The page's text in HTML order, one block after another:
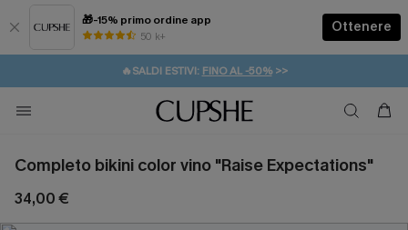
🎁-15% primo ordine app
50 k+
Ottenere
⚡️-15% SUGLI ESSENZIALI DA VACANZA | ACQUISTA
🔥SALDI ESTIVI: FINO AL -50%>>
🚚SPEDIZIONE GRATUITA DA 49€
💌REGALO PER I NUOVI: 20% DI SCONTO*
Completo bikini color vino "Raise Expectations"
34,00 €